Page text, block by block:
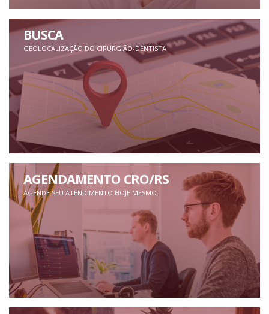
BUSCA
GEOLOCALIZAÇÃO DO CIRURGIÃO-DENTISTA
AGENDAMENTO CRO/RS
AGENDE SEU ATENDIMENTO HOJE MESMO.